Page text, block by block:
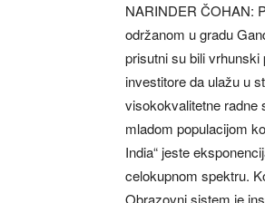
NARINDER ČOHAN:
održanom u gradu
prisutni su bili
investitore da ulažu u
visokokvalitetne radne
mladom populacijom
India“ jeste
celokupnom spektru.
Obrazovni sistem je